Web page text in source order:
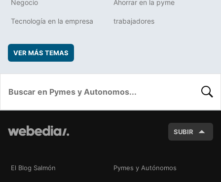
Negocio Ahorrar en la pyme
Tecnología en la empresa trabajadores
VER MÁS TEMAS
SUBIR
El Blog Salmón Pymes y Autónomos